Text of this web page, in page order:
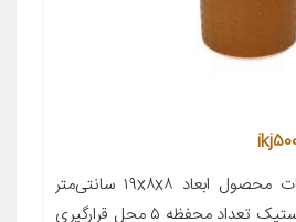
معرفی محصول جزئیات محصول ابعاد ۱۹x۸x۸ سانتی‌متر
وزن ۲۰۰ گرم جنس پلاستیک تعداد محفظه ۵ محل قرارگیری